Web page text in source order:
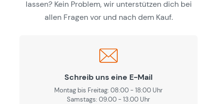
lassen? Kein Problem, wir unterstützen dich bei
allen Fragen vor und nach dem Kauf.
Schreib uns eine E-Mail
Montag bis Freitag: 08:00 - 18:00 Uhr
Samstags: 09.00 - 13.00 Uhr